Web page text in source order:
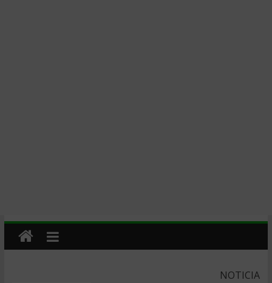
NOTICIA